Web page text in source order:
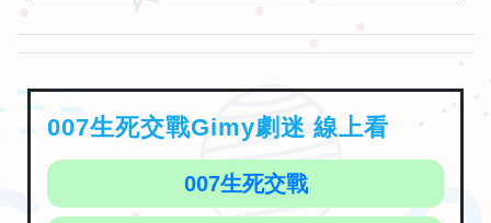
007生死交戰Gimy劇迷 線上看
007生死交戰